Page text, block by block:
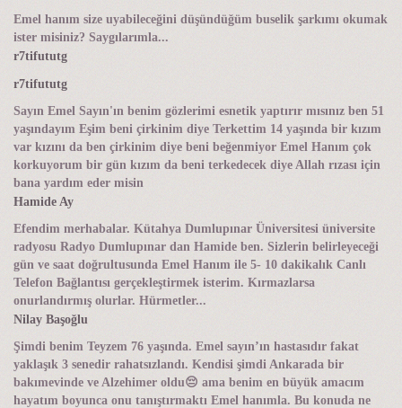
Emel hanım size uyabileceğini düşündüğüm buselik şarkımı okumak
ister misiniz? Saygılarımla...
r7tifututg
r7tifututg
Sayın Emel Sayın'ın benim gözlerimi esnetik yaptırır mısınız ben 51
yaşındayım Eşim beni çirkinim diye Terkettim 14 yaşında bir kızım
var kızını da ben çirkinim diye beni beğenmiyor Emel Hanım çok
korkuyorum bir gün kızım da beni terkedecek diye Allah rızası için
bana yardım eder misin
Hamide Ay
Efendim merhabalar. Kütahya Dumlupınar Üniversitesi üniversite
radyosu Radyo Dumlupınar dan Hamide ben. Sizlerin belirleyeceği
gün ve saat doğrultusunda Emel Hanım ile 5- 10 dakikalık Canlı
Telefon Bağlantısı gerçekleştirmek isterim. Kırmazlarsa
onurlandırmış olurlar. Hürmetler...
Nilay Başoğlu
Şimdi benim Teyzem 76 yaşında. Emel sayın’ın hastasıdır fakat
yaklaşık 3 senedir rahatsızlandı. Kendisi şimdi Ankarada bir
bakımevinde ve Alzehimer oldu😔 ama benim en büyük amacım
hayatım boyunca onu tanıştırmaktı Emel hanımla. Bu konuda ne